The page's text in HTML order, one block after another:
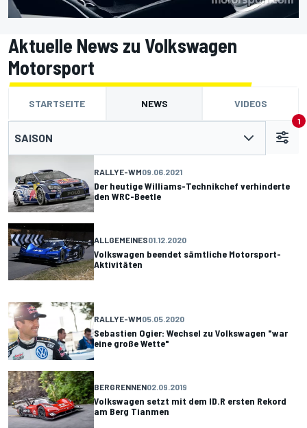
Aktuelle News zu Volkswagen
Motorsport
STARTSEITE NEWS VIDEOS
SAISON
1
RALLYE-WM09.06.2021
Der heutige Williams-Technikchef verhinderte
den WRC-Beetle
ALLGEMEINES01.12.2020
Volkswagen beendet sämtliche Motorsport-
Aktivitäten
RALLYE-WM05.05.2020
Sebastien Ogier: Wechsel zu Volkswagen "war
eine große Wette"
BERGRENNEN02.09.2019
Volkswagen setzt mit dem ID.R ersten Rekord
am Berg Tianmen